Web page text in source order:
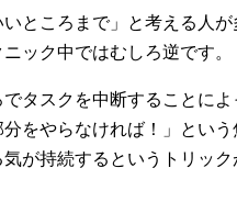
ところまで」と考える人が
ック中ではむしろ逆です。
タスクを中断することに
分をやらなければ！」とい
が持続するというトリック